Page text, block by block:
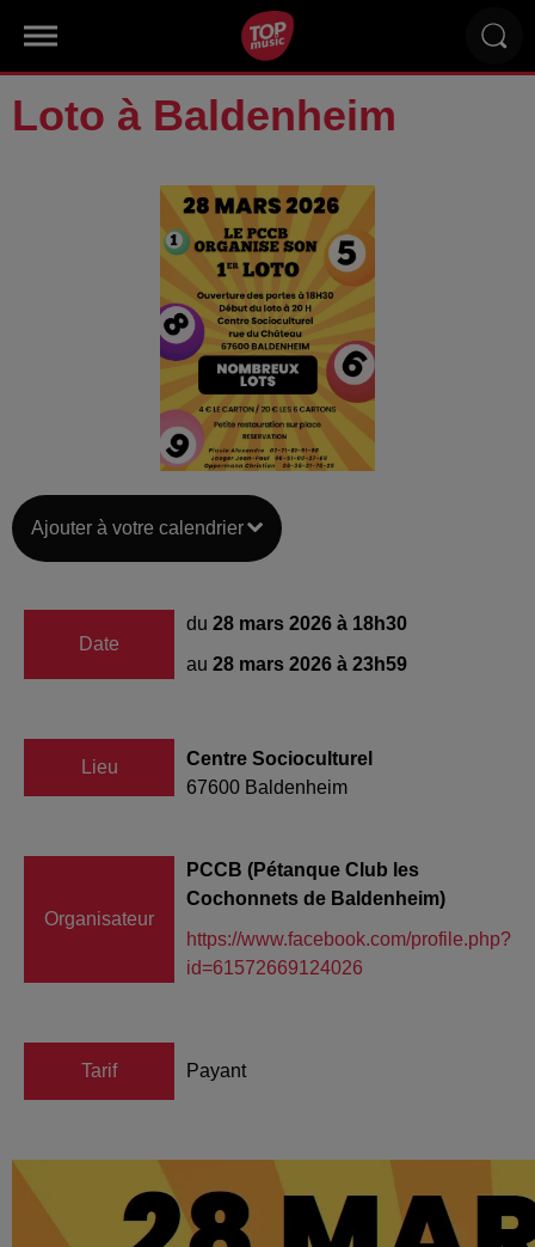
Loto à Baldenheim
Ajouter à votre calendrier
Date
du 28 mars 2026 à 18h30
au 28 mars 2026 à 23h59
Lieu
Centre Socioculturel
67600 Baldenheim
Organisateur
PCCB (Pétanque Club les
Cochonnets de Baldenheim)
https://www.facebook.com/profile.php?
id=61572669124026
Tarif Payant